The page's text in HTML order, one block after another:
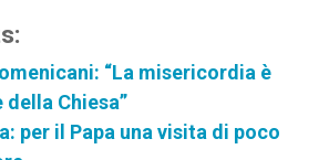
“La misericordia è
della Chiesa”
per il Papa una visita di poco